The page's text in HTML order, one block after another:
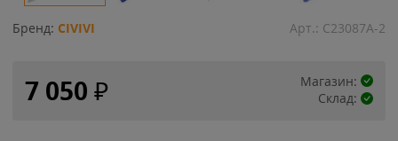
Бренд: CIVIVI Арт.: C23087A-2
7 050 ₽
Магазин:
Склад: